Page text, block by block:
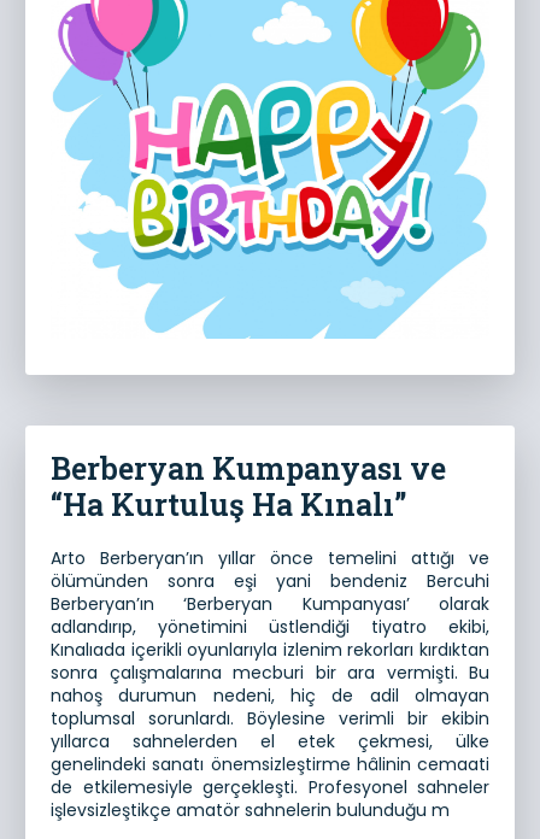
Berberyan Kumpanyası ve
“Ha Kurtuluş Ha Kınalı”
Arto Berberyan’ın yıllar önce temelini attığı ve
ölümünden sonra eşi yani bendeniz Bercuhi
Berberyan’ın ‘Berberyan Kumpanyası’ olarak
adlandırıp, yönetimini üstlendiği tiyatro ekibi,
Kınalıada içerikli oyunlarıyla izlenim rekorları kırdıktan
sonra çalışmalarına mecburi bir ara vermişti. Bu
nahoş durumun nedeni, hiç de adil olmayan
toplumsal sorunlardı. Böylesine verimli bir ekibin
yıllarca sahnelerden el etek çekmesi, ülke
genelindeki sanatı önemsizleştirme hâlinin cemaati
de etkilemesiyle gerçekleşti. Profesyonel sahneler
işlevsizleştikçe amatör sahnelerin bulunduğu m